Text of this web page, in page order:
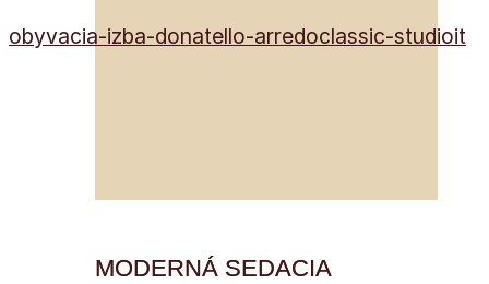
MODERNÁ SEDACIA
obyvacia-izba-donatello-arredoclassic-studioit